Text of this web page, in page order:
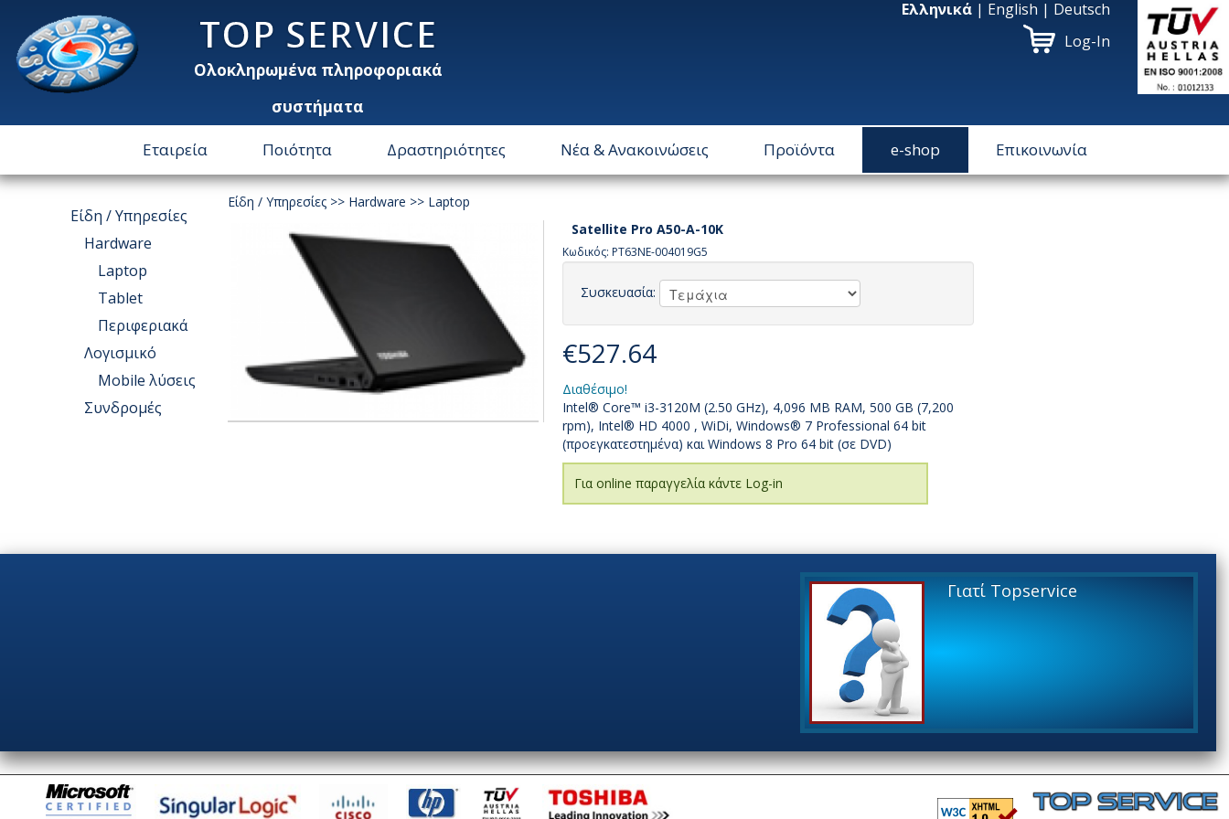
TOP SERVICE
Ολοκληρωμένα πληροφοριακά
συστήματα
Ελληνικά | English | Deutsch
Log-In
Εταιρεία Ποιότητα Δραστηριότητες Νέα & Ανακοινώσεις Προϊόντα e-shop Επικοινωνία
Είδη / Υπηρεσίες
Hardware
Laptop
Tablet
Περιφεριακά
Λογισμικό
Μοbile λύσεις
Συνδρομές
Είδη / Υπηρεσίες>> Hardware >> Laptop
Satellite Pro A50-A-10K
Κωδικός: PT63NE-004019G5
Συσκευασία:
€527.64
Διαθέσιμο!
Intel® Core™ i3-3120M (2.50 GHz), 4,096 MB RAM, 500 GB (7,200
rpm), Intel® HD 4000 , WiDi, Windows® 7 Professional 64 bit
(προεγκατεστημένα) και Windows 8 Pro 64 bit (σε DVD)
Για online παραγγελία κάντε Log-in
Γιατί Topservice